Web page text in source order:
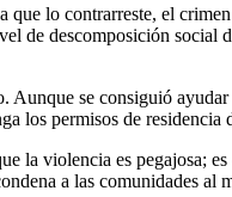
lo contrarreste, el
de descomposición social
se consiguió
los permisos de residencia
la violencia es pegajosa; es
a las comunidades al